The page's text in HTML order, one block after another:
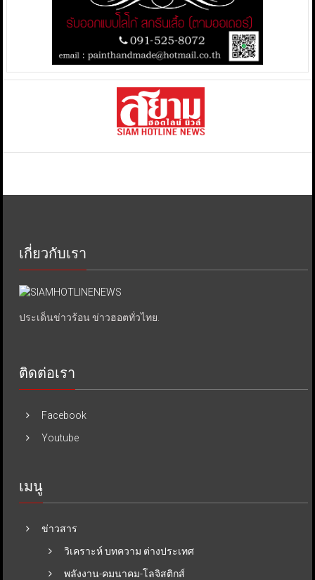
เกี่ยวกับเรา
ประเด็นข่าวร้อน ข่าวฮอตทั่วไทย.
ติดต่อเรา
Facebook
Youtube
เมนู
ข่าวสาร
วิเคราะห์ บทความ ต่างประเทศ
พลังงาน-คมนาคม-โลจิสติกส์